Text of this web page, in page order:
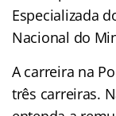
Especializada
Nacional do
A carreira na
três carreiras.